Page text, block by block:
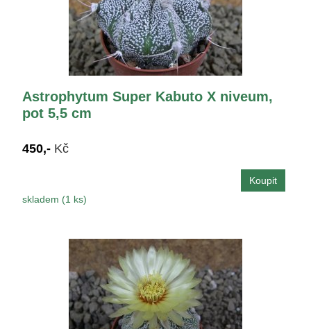
Astrophytum Super Kabuto X niveum,
pot 5,5 cm
450,- Kč
skladem (1 ks)